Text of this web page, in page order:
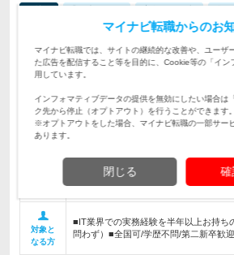
リモートワーク可 女性のおしごと掲
情報更新日：2026/07/10 終了予定日：2026/09/10
# 勤務地もご自身で選択可能！ 完全在
給与
月給25万円～70万円＋賞与年1回＋各種
かりできる『給与』『休暇』 ／ 案件
【案件選択は本人の意思が最優先！オ
支援あり！】開発、インフラいずれに
装、保守運用などフェーズも多彩
対象と
なる方
■IT業界での実務経験を半年以上お持ち
問わず）■全国可/学歴不問/第二新卒歓迎
マイナビ転職からのお
マイナビ転職では、サイトの継続的な改善や、ユーザ
た広告を配信すること等を目的に、Cookie等の「イン
用しています。
インフォマティブデータの提供を無効にしたい場合は
ク先から停止（オプトアウト）を行うことができます。
※オプトアウトをした場合、マイナビ転職の一部サー
あります。
閉じる 確